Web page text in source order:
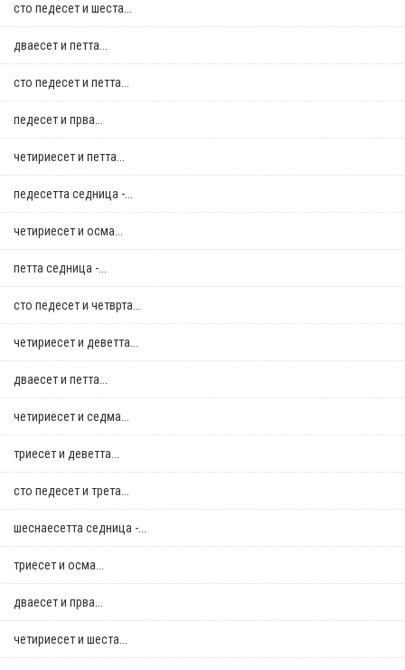
сто педесет и шеста...
дваесет и петта...
сто педесет и петта...
педесет и прва...
четириесет и петта...
педесетта седница -...
четириесет и осма...
петта седница -...
сто педесет и четврта...
четириесет и деветта...
дваесет и петта...
четириесет и седма...
триесет и деветта...
сто педесет и трета...
шеснаесетта седница -...
триесет и осма...
дваесет и прва...
четириесет и шеста...